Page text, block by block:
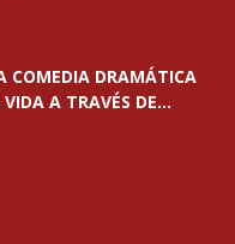
COMEDIA DRAMÁTICA
A TRAVÉS DE...